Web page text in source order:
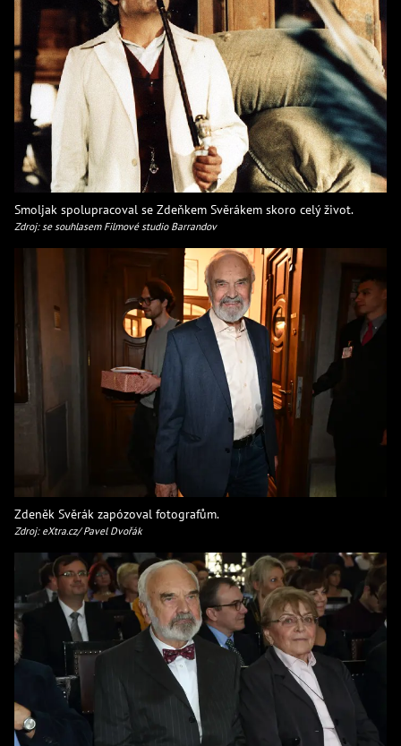
Smoljak spolupracoval se Zdeňkem Svěrákem skoro celý život.
Zdroj: se souhlasem Filmové studio Barrandov
Zdeněk Svěrák zapózoval fotografům.
Zdroj: eXtra.cz/ Pavel Dvořák